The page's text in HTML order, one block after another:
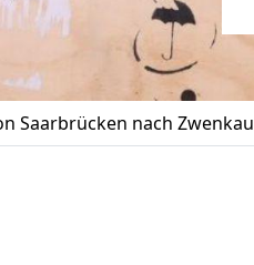
Saarbrücken nach Zwenkau